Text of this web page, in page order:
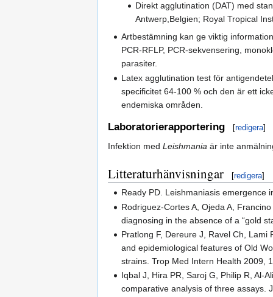
Direkt agglutination (DAT) med
Antwerp,Belgien; Royal Tropical
Artbestämning kan ge viktig
PCR-RFLP, PCR-sekvensering,
parasiter.
Latex agglutination test för
specificitet 64-100 % och den är ett
endemiska områden.
Laboratorierapportering [redigera]
Infektion med Leishmania är inte
Litteraturhänvisningar [redigera]
Ready PD. Leishmaniasis emergence
Rodriguez-Cortes A, Ojeda A,
diagnosing in the absence of a “gold
Pratlong F, Dereure J, Ravel Ch, Lami
and epidemiological features of Old
strains. Trop Med Intern Health 2009,
Iqbal J, Hira PR, Saroj G, Philip R, Al-
comparative analysis of three assays.